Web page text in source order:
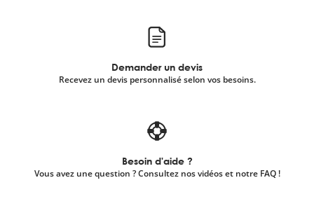
Demander un devis
Recevez un devis personnalisé selon vos besoins.
Besoin d'aide ?
Vous avez une question ? Consultez nos vidéos et notre FAQ !